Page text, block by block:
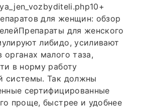
для женщин: обзор
для женского
либидо, усиливают
малого таза,
в норму работу
системы. Так должны
сертифицированные
проще, быстрее и удобнее